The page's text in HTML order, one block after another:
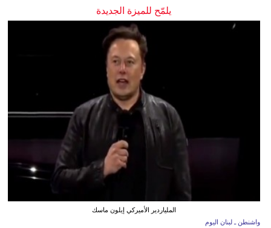
يلمّح للميزة الجديدة
الملياردير الأميركي إيلون ماسك
واشنطن ـ لبنان اليوم